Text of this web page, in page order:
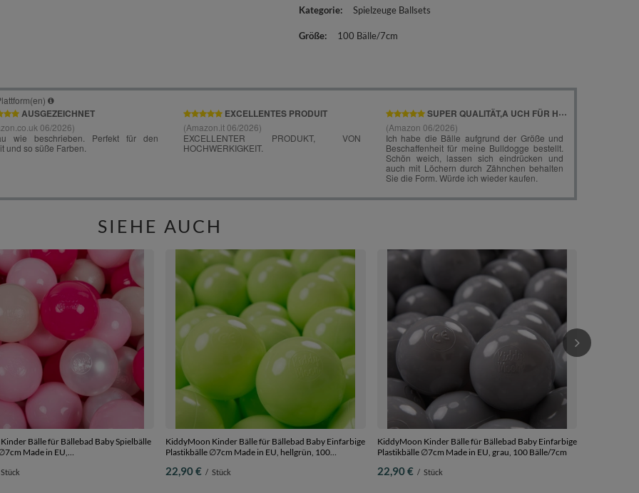
Kategorie Spielzeuge Ballsets
Größe 100 Bälle/7cm
SIEHE AUCH
Bälle für Bällebad Baby Spielbälle
Made in EU,
Stück
KiddyMoon Kinder Bälle für Bällebad Baby Einfarbige
Plastikbälle ∅7cm Made in EU, hellgrün, 100
22,90 € / Stück
KiddyMoon Kinder Bälle für Bällebad Baby Einfarbige
Plastikbälle ∅7cm Made in EU, grau, 100 Bälle/7cm
22,90 € / Stück